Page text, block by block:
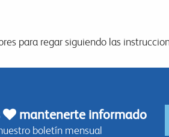
para regar siguiendo las
mantenerte informado
boletín mensual